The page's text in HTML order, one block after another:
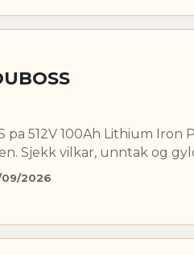
pa 512V 100Ah Lithium
Sjekk vilkar, unntak og
2026